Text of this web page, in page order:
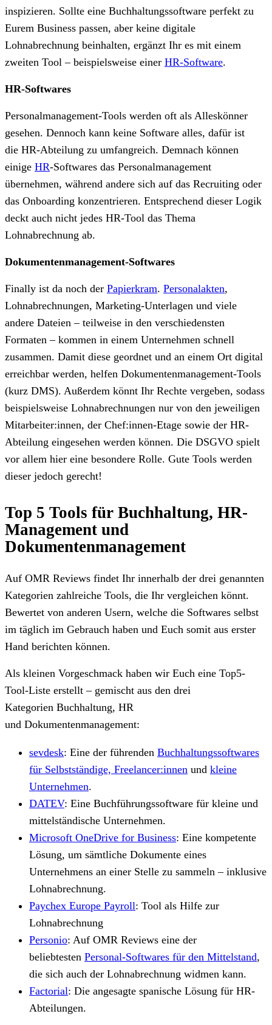
inspizieren. Sollte eine Buchhaltungssoftware perfekt zu
Eurem Business passen, aber keine digitale
Lohnabrechnung beinhalten, ergänzt Ihr es mit einem
zweiten Tool – beispielsweise einer HR-Software.
HR-Softwares
Personalmanagement-Tools werden oft als Alleskönner
gesehen. Dennoch kann keine Software alles, dafür ist
die HR-Abteilung zu umfangreich. Demnach können
einige HR-Softwares das Personalmanagement
übernehmen, während andere sich auf das Recruiting oder
das Onboarding konzentrieren. Entsprechend dieser Logik
deckt auch nicht jedes HR-Tool das Thema
Lohnabrechnung ab.
Dokumentenmanagement-Softwares
Finally ist da noch der Papierkram. Personalakten,
Lohnabrechnungen, Marketing-Unterlagen und viele
andere Dateien – teilweise in den verschiedensten
Formaten – kommen in einem Unternehmen schnell
zusammen. Damit diese geordnet und an einem Ort digital
erreichbar werden, helfen Dokumentenmanagement-Tools
(kurz DMS). Außerdem könnt Ihr Rechte vergeben, sodass
beispielsweise Lohnabrechnungen nur von den jeweiligen
Mitarbeiter:innen, der Chef:innen-Etage sowie der HR-
Abteilung eingesehen werden können. Die DSGVO spielt
vor allem hier eine besondere Rolle. Gute Tools werden
dieser jedoch gerecht!
Top 5 Tools für Buchhaltung, HR-
Management und
Dokumentenmanagement
Auf OMR Reviews findet Ihr innerhalb der drei genannten
Kategorien zahlreiche Tools, die Ihr vergleichen könnt.
Bewertet von anderen Usern, welche die Softwares selbst
im täglich im Gebrauch haben und Euch somit aus erster
Hand berichten können.
Als kleinen Vorgeschmack haben wir Euch eine Top5-
Tool-Liste erstellt – gemischt aus den drei
Kategorien Buchhaltung, HR
und Dokumentenmanagement:
sevdesk: Eine der führenden Buchhaltungssoftwares
für Selbstständige, Freelancer:innen und kleine
Unternehmen.
DATEV: Eine Buchführungssoftware für kleine und
mittelständische Unternehmen.
Microsoft OneDrive for Business: Eine kompetente
Lösung, um sämtliche Dokumente eines
Unternehmens an einer Stelle zu sammeln – inklusive
Lohnabrechnung.
Paychex Europe Payroll: Tool als Hilfe zur
Lohnabrechnung
Personio: Auf OMR Reviews eine der
beliebtesten Personal-Softwares für den Mittelstand,
die sich auch der Lohnabrechnung widmen kann.
Factorial: Die angesagte spanische Lösung für HR-
Abteilungen.